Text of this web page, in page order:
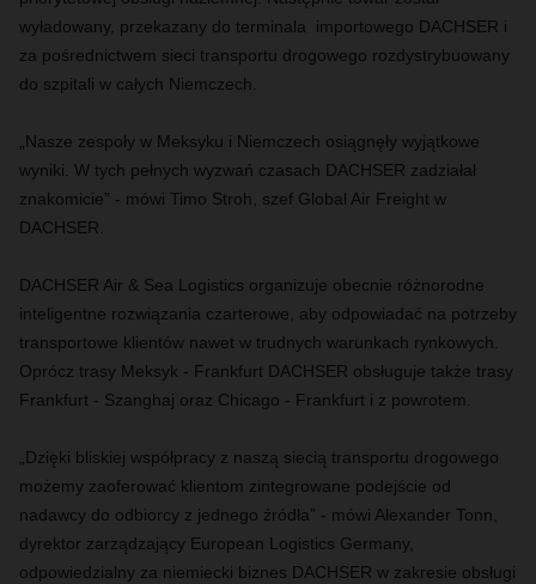
wyładowany, przekazany do terminala importowego DACHSER i
za pośrednictwem sieci transportu drogowego rozdystrybuowany
do szpitali w całych Niemczech.
„Nasze zespoły w Meksyku i Niemczech osiągnęły wyjątkowe
wyniki. W tych pełnych wyzwań czasach DACHSER zadziałał
znakomicie” - mówi Timo Stroh, szef Global Air Freight w
DACHSER.
DACHSER Air & Sea Logistics organizuje obecnie różnorodne
inteligentne rozwiązania czarterowe, aby odpowiadać na potrzeby
transportowe klientów nawet w trudnych warunkach rynkowych.
Oprócz trasy Meksyk - Frankfurt DACHSER obsługuje także trasy
Frankfurt - Szanghaj oraz Chicago - Frankfurt i z powrotem.
„Dzięki bliskiej współpracy z naszą siecią transportu drogowego
możemy zaoferować klientom zintegrowane podejście od
nadawcy do odbiorcy z jednego źródła” - mówi Alexander Tonn,
dyrektor zarządzający European Logistics Germany,
odpowiedzialny za niemiecki biznes DACHSER w zakresie obsługi